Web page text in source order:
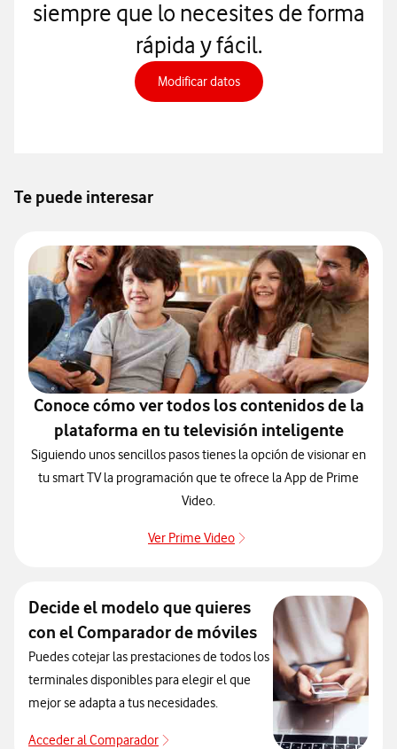
siempre que lo necesites de forma
rápida y fácil.
Modificar datosCambia tus datos
Te puede interesar
Conoce cómo ver todos los contenidos de la
plataforma en tu televisión inteligente
Siguiendo unos sencillos pasos tienes la opción de visionar en
tu smart TV la programación que te ofrece la App de Prime
Video.
Ver Prime Video
Decide el modelo que quieres
con el Comparador de móviles
Puedes cotejar las prestaciones de todos los
terminales disponibles para elegir el que
mejor se adapta a tus necesidades.
Acceder al Comparador